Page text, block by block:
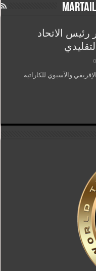
الاتحاد
0
والآسيوي للكاراتيه